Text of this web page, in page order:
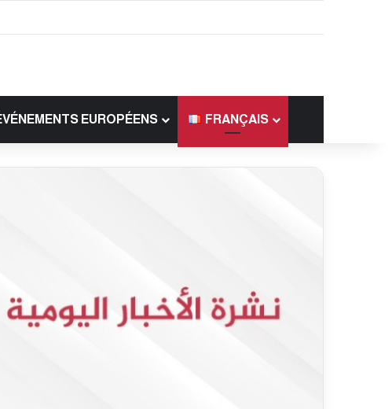
EUROPÉENS FRANÇAIS